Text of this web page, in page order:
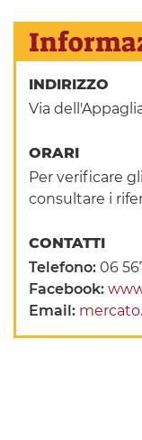
INDIRIZZO
Via
ORARI
Per verificare
consultare i
CONTATTI
Telefono:06
Facebook:
Email: